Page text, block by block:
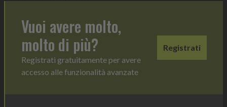
Vuoi avere molto,
molto di più?
Registrati gratuitamente per avere
accesso alle funzionalità avanzate
Registrati